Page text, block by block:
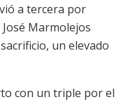
a tercera por
Marmolejos
un elevado
con un triple por el